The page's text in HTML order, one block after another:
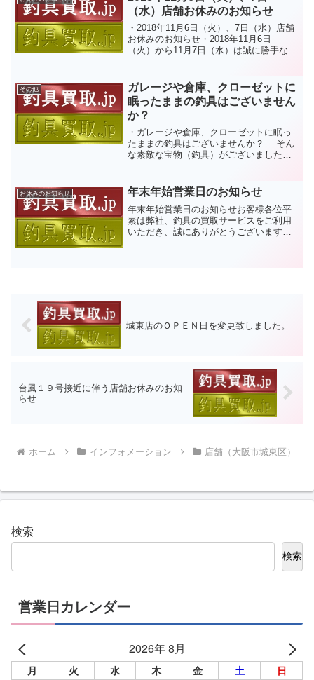
させて頂きます。仮設ペー...
（水）店舗お休みのお知らせ
・2018年11月6日（火）、7日（水）店舗
お休みのお知らせ・2018年11月6日
（火）から11月7日（水）は誠に勝手なが
常通り承りますが、店頭買取や出張買
取、宅配買取...
その他
ガレージや倉庫、クローゼットに
眠ったままの釣具はございません
か？
・ガレージや倉庫、クローゼットに眠っ
たままの釣具はございませんか？ そん
な素敵な宝物（釣具）がございましたら
が、高く高く買取致します。 無料見
積：0120-72...
お休みのお知らせ 年末年始営業日のお知らせ
年末年始営業日のお知らせお客様各位平
素は弊社、釣具の買取サービスをご利用
いただき、誠にありがとうございます。
城東店のＯＰＥＮ日を変更致しました。
台風１９号接近に伴う店舗お休みのお知
らせ
ホーム インフォメーション 店舗（大阪市城東区）
検索
検索
営業日カレンダー
2026年 8月
月 火 水 木 金 土 日